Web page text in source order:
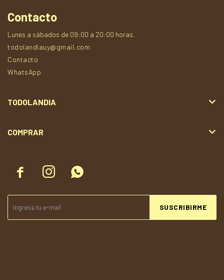
  
SUSCRIBIRME
Contacto
Lunes a sábados de 09:00 a 20:00 horas.
todolandiauy@gmail.com
Contacto
WhatsApp
TODOLANDIA
COMPRAR